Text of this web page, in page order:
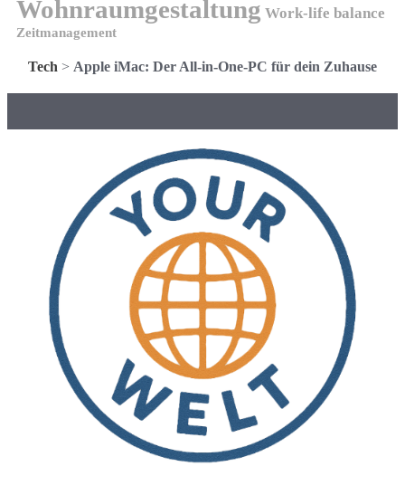
Wohnraumgestaltung Work-life balance
Zeitmanagement
Tech > Apple iMac: Der All-in-One-PC für dein Zuhause